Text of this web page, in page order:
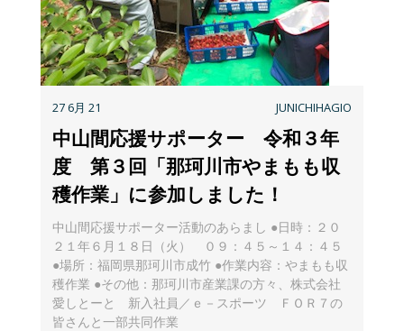
27 6月 21 JUNICHIHAGIO
中山間応援サポーター 令和３年
度 第３回「那珂川市やまもも収
穫作業」に参加しました！
中山間応援サポーター活動のあらまし ●日時：２０
２１年６月１８日（火） ０９：４５～１４：４５
●場所：福岡県那珂川市成竹 ●作業内容：やまもも収
穫作業 ●その他：那珂川市産業課の方々、株式会社
愛しとーと 新入社員／ｅ－スポーツ ＦＯＲ７の
皆さんと一部共同作業